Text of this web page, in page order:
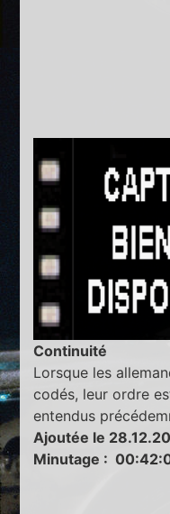
Continuité
Lorsque les
codés, leur ordre
entendus
Ajoutée le
Minutage :